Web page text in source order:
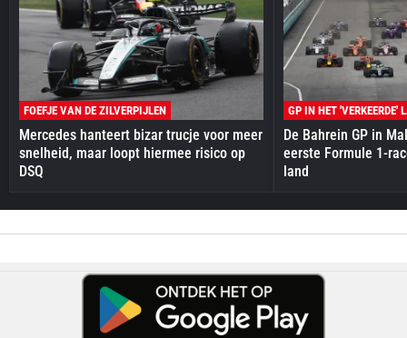
FOEFJE VAN DE ZILVERPIJLEN
Mercedes hanteert bizar trucje voor meer
snelheid, maar loopt hiermee risico op
DSQ
GP IN HET 'VERKEERDE'
De Bahrein GP in
eerste Formule 1-
land